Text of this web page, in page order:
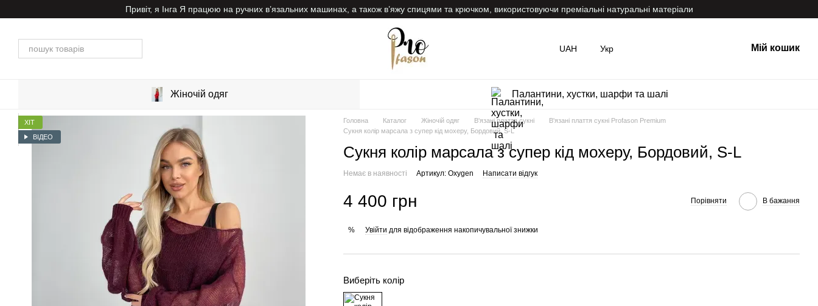
Перейти до основного контентуПривіт, я Інга Я працюю на ручних в’язальних машинах, а також в’яжу спицями та крючком, використовуючи преміальні натуральні матеріали
UAH Укр Мій кошик
Жіночій одяг Палантини, хустки, шарфи та шалі
ХІТ
ВІДЕО
Головна Каталог Жіночій одяг В'язані плаття сукні
В'язані плаття сукні Profason Premium
Сукня колір марсала з супер кід мохеру, Бордовий, S-L
Сукня колір марсала з супер кід мохеру, Бордовий, S-L
Немає в наявності Артикул: Oxygen Написати відгук
4 400 грн Порівняти В бажання
% Увійти для відображення накопичувальної знижки
Виберіть колір